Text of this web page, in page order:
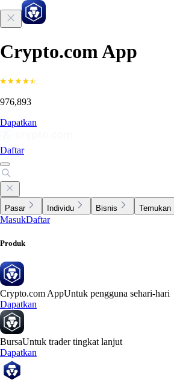
Crypto.com App
976,893
Dapatkan
Daftar
Pasar Individu Bisnis Temukan
MasukDaftar
Produk
Crypto.com AppUntuk pengguna sehari-hari
Dapatkan
BursaUntuk trader tingkat lanjut
Dapatkan